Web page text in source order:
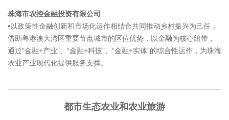
珠海市农控金融投资有限公司
•以政策性金融创新和市场化运作相结合共同推动乡村振兴为己任，
借助粤港澳大湾区重要节点城市的区位优势，以金融为核心纽带，
通过“金融+产业”、“金融+科技”、“金融+实体”的综合性运作，为珠海
农业产业现代化提供服务支撑。
都市生态农业和农业旅游